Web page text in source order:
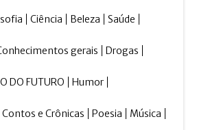
Ciência Beleza Saúde
gerais Drogas
DO FUTURO Humor
Contos e Crônicas Poesia Música